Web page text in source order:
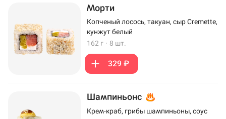
Морти
Копченый лосось, такуан, сыр Cremette,
кунжут белый
162 г · 8 шт.
329 ₽
Шампиньонс
Крем-краб, грибы шампиньоны, соус